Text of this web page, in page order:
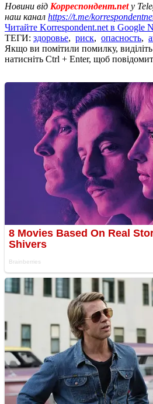
Новини від Корреспондент.netу
наш канал https://t.me/
Читайте Korrespondent.net в Google
ТЕГИ: здоровье, риск, опасность,
Якщо ви помітили помилку, виділіть
натисніть Ctrl + Enter, щоб